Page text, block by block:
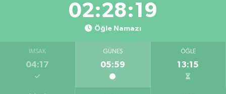
02:28:19
Öğle Namazı
İMSAK
04:17
GÜNEŞ
05:59
ÖĞLE
13:15